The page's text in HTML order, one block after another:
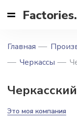
Главная
Черкассы
Это моя компания